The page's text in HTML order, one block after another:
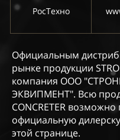
РосТехно
Официальным
рынке продукции
компания ООО
ЭКВИПМЕНТ". Всю
CONCRETER
официальную
этой странице.